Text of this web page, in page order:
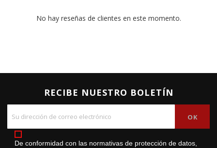
No hay reseñas de clientes en este momento.
RECIBE NUESTRO BOLETÍN
De conformidad con las normativas de protección de datos,